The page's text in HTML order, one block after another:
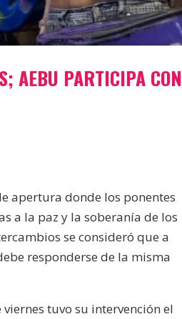
AEBU PARTICIPA CON
apertura donde los ponentes
a la paz y la soberanía de los
se consideró que a
responderse de la misma
tuvo su intervención el